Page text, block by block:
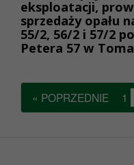
eksploatacji,
sprzedaży opału
55/2, 56/2 i 57/2
Petera 57 w
« POPRZEDNIE 1